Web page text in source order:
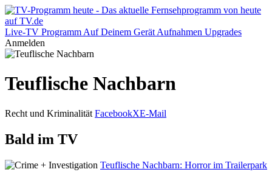
Live-TV Programm Auf Deinem Gerät Aufnahmen Upgrades
Anmelden
Teuflische Nachbarn
Recht und Kriminalität FacebookXE-Mail
Bald im TV
Teuflische Nachbarn: Horror im Trailerpark